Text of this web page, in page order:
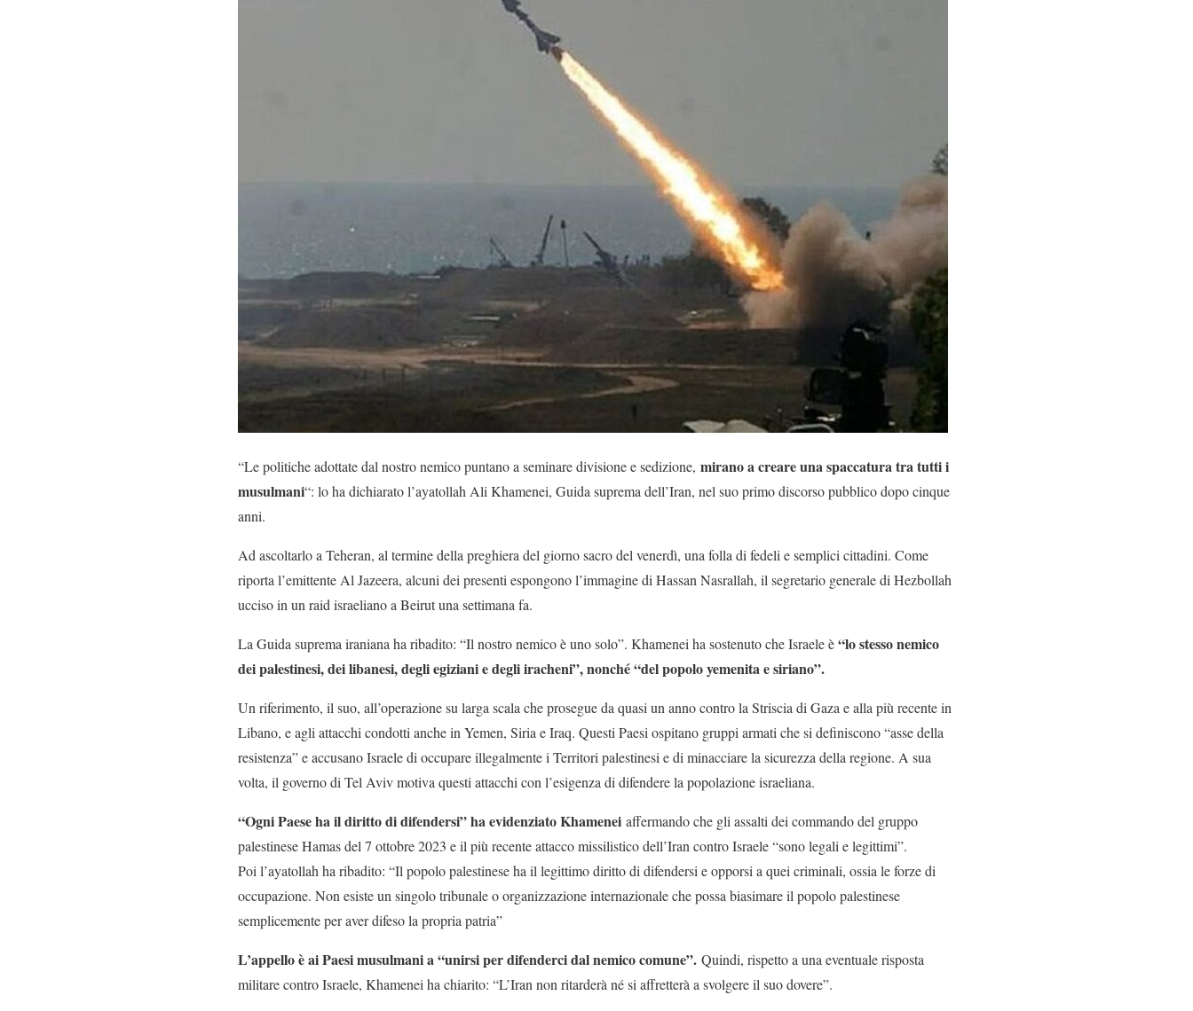
“Le politiche adottate dal nostro nemico puntano a seminare divisione e sedizione, mirano a creare una spaccatura tra tutti i
musulmani“: lo ha dichiarato l’ayatollah Ali Khamenei, Guida suprema dell’Iran, nel suo primo discorso pubblico dopo cinque
anni.
Ad ascoltarlo a Teheran, al termine della preghiera del giorno sacro del venerdì, una folla di fedeli e semplici cittadini. Come
riporta l’emittente Al Jazeera, alcuni dei presenti espongono l’immagine di Hassan Nasrallah, il segretario generale di Hezbollah
ucciso in un raid israeliano a Beirut una settimana fa.
La Guida suprema iraniana ha ribadito: “Il nostro nemico è uno solo”. Khamenei ha sostenuto che Israele è“lo stesso nemico
dei palestinesi, dei libanesi, degli egiziani e degli iracheni”, nonché “del popolo yemenita e siriano”.
Un riferimento, il suo, all’operazione su larga scala che prosegue da quasi un anno contro la Striscia di Gaza e alla più recente in
Libano, e agli attacchi condotti anche in Yemen, Siria e Iraq. Questi Paesi ospitano gruppi armati che si definiscono “asse della
resistenza” e accusano Israele di occupare illegalmente i Territori palestinesi e di minacciare la sicurezza della regione. A sua
volta, il governo di Tel Aviv motiva questi attacchi con l’esigenza di difendere la popolazione israeliana.
“Ogni Paese ha il diritto di difendersi” ha evidenziato Khamenei affermando che gli assalti dei commando del gruppo
palestinese Hamas del 7 ottobre 2023 e il più recente attacco missilistico dell’Iran contro Israele “sono legali e legittimi”.
Poi l’ayatollah ha ribadito: “Il popolo palestinese ha il legittimo diritto di difendersi e opporsi a quei criminali, ossia le forze di
occupazione. Non esiste un singolo tribunale o organizzazione internazionale che possa biasimare il popolo palestinese
semplicemente per aver difeso la propria patria”
L’appello è ai Paesi musulmani a “unirsi per difenderci dal nemico comune”. Quindi, rispetto a una eventuale risposta
militare contro Israele, Khamenei ha chiarito: “L’Iran non ritarderà né si affretterà a svolgere il suo dovere”.